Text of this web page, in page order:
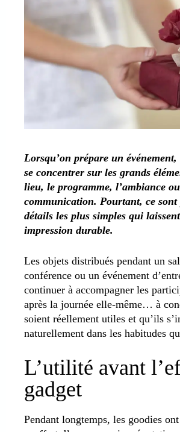
Lorsqu’on prépare un
se concentrer sur les grands
lieu, le programme, l’ambiance
communication. Pourtant, ce sont
détails les plus simples qui
impression durable.
Les objets distribués pendant un
conférence ou un événement
continuer à accompagner les
après la journée elle-même… à
soient réellement utiles et qu’ils
naturellement dans les habitudes
L’utilité avant
gadget
Pendant longtemps, les goodies